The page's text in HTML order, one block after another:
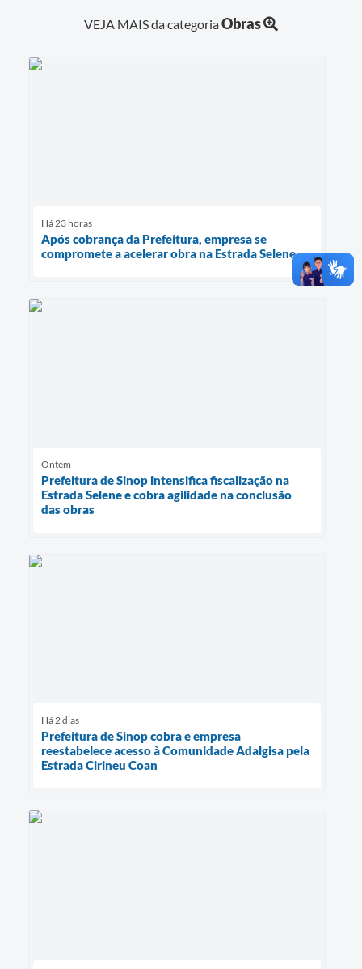
VEJA MAIS da categoriaObras
Há 23 horas
Após cobrança da Prefeitura, empresa se
compromete a acelerar obra na Estrada Selene
Ontem
Prefeitura de Sinop intensifica fiscalização na
Estrada Selene e cobra agilidade na conclusão
das obras
Há 2 dias
Prefeitura de Sinop cobra e empresa
reestabelece acesso à Comunidade Adalgisa pela
Estrada Cirineu Coan